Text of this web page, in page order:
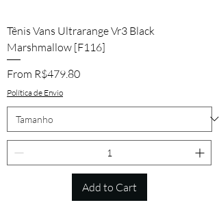
Tênis Vans Ultrarange Vr3 Black
Marshmallow [F116]
From R$479.80
Sale Price
Política de Envio
Add to Cart